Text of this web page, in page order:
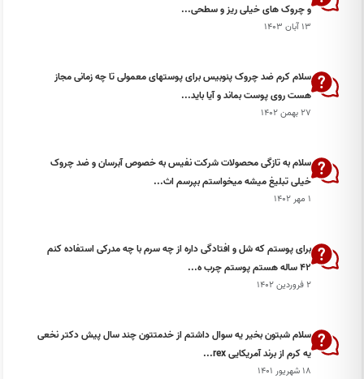
و چروک های خیلی ریز و سطحی...
۱۳ آبان ۱۴۰۳
سلام کرم ضد چروک پنوبیس برای پوستهای معمولی تا چه زمانی مجاز
هست روی پوست بماند و آیا باید...
۲۷ بهمن ۱۴۰۲
سلام به تازگی محصولات شرکت نفیس به خصوص آبرسان و ضد چروک
خیلی تبلیغ میشه میخواستم بپرسم اث...
۱ مهر ۱۴۰۲
برای پوستم که شل و افتادگی داره از چه سرم با چه مدرکی استفاده کنم
۴۲ ساله هستم پوستم چرب ه...
۲ فروردین ۱۴۰۲
سلام شبتون بخير يه سوال داشتم از خدمتتون چند سال پيش دكتر نخعى
يه كرم از برند آمريكايى rex...
۱۸ شهریور ۱۴۰۱